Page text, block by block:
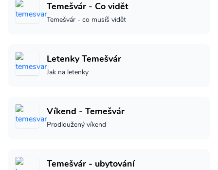
Temešvár - Co vidět
Temešvár - co musíš vidět
Letenky Temešvár
Jak na letenky
Víkend - Temešvár
Prodloužený víkend
Temešvár - ubytování